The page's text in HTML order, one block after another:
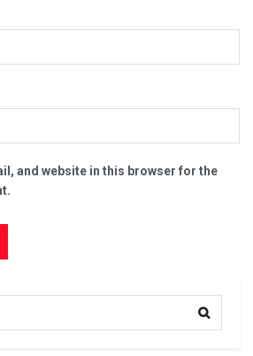
and website in this browser for the